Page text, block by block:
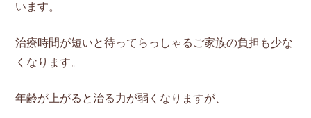
います。
治療時間が短いと待ってらっしゃるご家族の負担も少な
くなります。
年齢が上がると治る力が弱くなりますが、